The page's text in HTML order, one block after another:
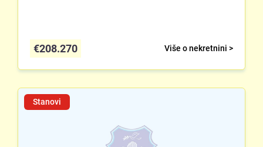
Više o nekretnini >
€208.270
Stanovi